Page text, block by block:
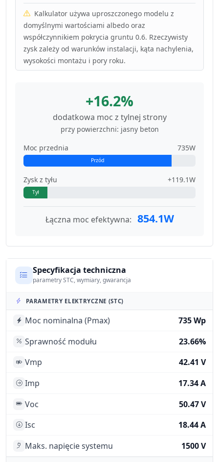
Kalkulator używa uproszczonego modelu z
domyślnymi wartościami albedo oraz
współczynnikiem pokrycia gruntu 0.6. Rzeczywisty
zysk zależy od warunków instalacji, kąta nachylenia,
wysokości montażu i pory roku.
+16.2%
dodatkowa moc z tylnej strony
przy powierzchni: jasny beton
Moc przednia
735W
Przód
Zysk z tyłu +119.1W
Tył
Łączna moc efektywna: 854.1W
Specyfikacja techniczna
parametry STC, wymiary, gwarancja
PARAMETRY ELEKTRYCZNE (STC)
Moc nominalna (Pmax)
735 Wp
Sprawność modułu
23.66%
Vmp
42.41 V
Imp
17.34 A
Voc
50.47 V
Isc
18.44 A
Maks. napięcie systemu
1500 V